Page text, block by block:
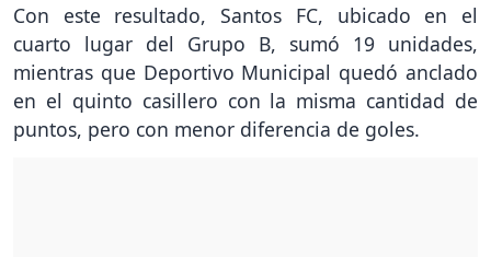
Con este resultado, Santos FC, ubicado en el
cuarto lugar del Grupo B, sumó 19 unidades,
mientras que Deportivo Municipal quedó anclado
en el quinto casillero con la misma cantidad de
puntos, pero con menor diferencia de goles.